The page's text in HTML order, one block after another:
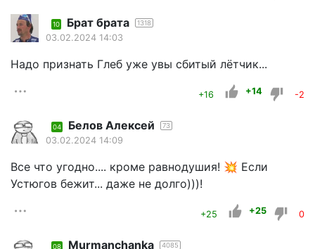
10 Брат брата 1318
03.02.2024 14:03
Надо признать Глеб уже увы сбитый лётчик...
+16 +14 -2
04 Белов Алексей 73
03.02.2024 14:09
Все что угодно.... кроме равнодушия! 💥 Если
Устюгов бежит... даже не долго)))!
+25 +25 0
08 Murmanchanka 4085